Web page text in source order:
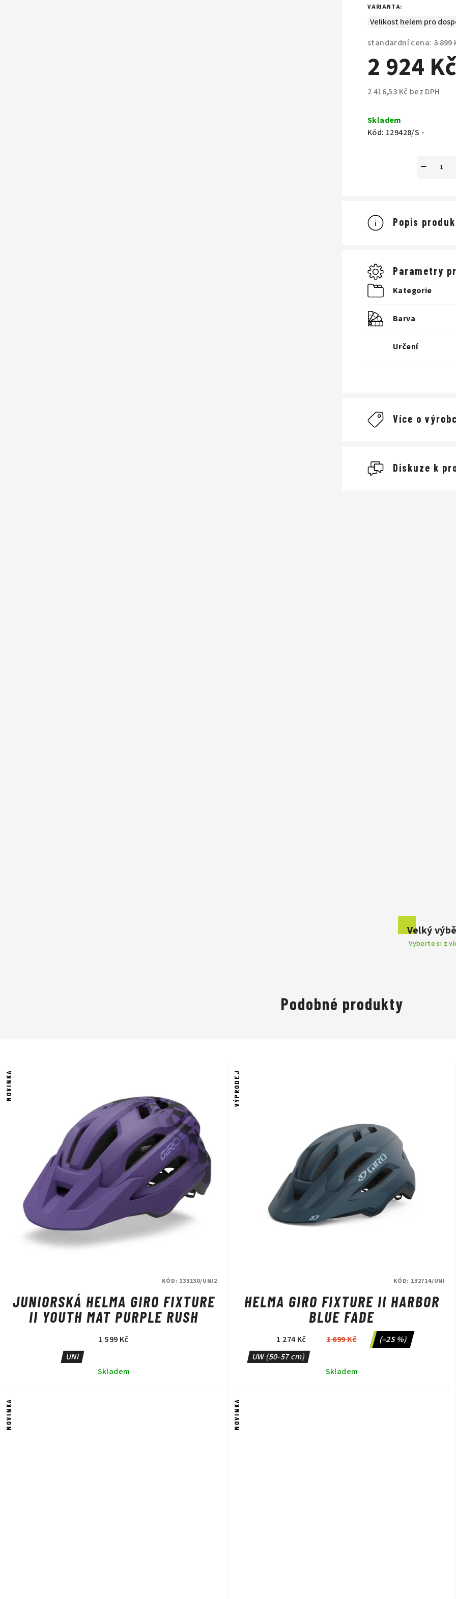
VARIANTA:
standardní cena: 3 899
2 924 Kč
2 416,53 Kč bez DPH
cena:
Skladem
Kód: 129428/S -
−
Popis
Parametry
Kategorie
Barva
Určení
Diskuze k
Více o
Velký
Vyberte si z
Podobné produkty
NOVINKA
JUNIORSKÁ HELMA GIRO FIXTURE
II YOUTH MAT PURPLE RUSH
1 599 Kč
UNI
Skladem
KÓD: 133130/UNI2
VÝPRODEJ
HELMA GIRO FIXTURE II HARBOR
BLUE FADE
1 274 Kč 1 699 Kč
(–25 %)
UW (50-57 cm)
Skladem
KÓD: 132714/UNI
NOVINKA NOVINKA